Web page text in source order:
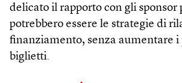
delicato il rapporto con gli sponsor
potrebbero essere le strategie di
finanziamento, senza aumentare i
biglietti.